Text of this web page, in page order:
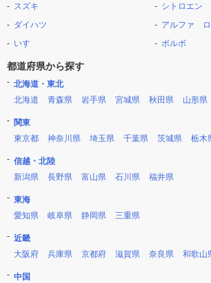
スズキ
ダイハツ
いすゞ
シトロエン
アルファ ロ
ボルボ
都道府県から探す
北海道・東北
北海道
青森県 岩手県 宮城県 秋田県 山形県
関東
東京都
神奈川県 埼玉県 千葉県 茨城県 栃木
信越・北陸
新潟県
長野県 富山県 石川県 福井県
東海
愛知県
岐阜県 静岡県 三重県
近畿
大阪府
兵庫県 京都府 滋賀県 奈良県 和歌山
中国